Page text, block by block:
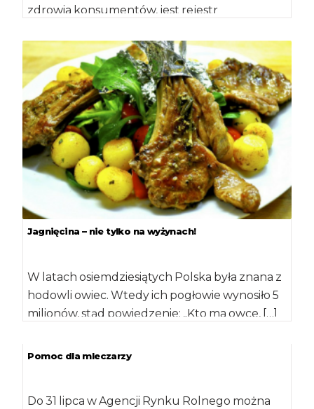
zdrowia konsumentów, jest rejestr
Rejestr taki wdrożyła i prowadzi […]
Jagnięcina – nie tylko na wyżynach!
W latach osiemdziesiątych Polska była znana z
hodowli owiec. Wtedy ich pogłowie wynosiło 5
milionów, stąd powiedzenie: „Kto ma owce, […]
Pomoc dla mleczarzy
Do 31 lipca w Agencji Rynku Rolnego można